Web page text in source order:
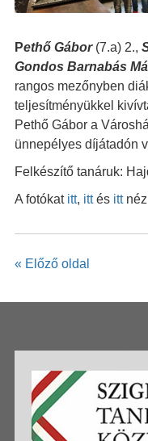
Pethő Gábor(7.a) 2.,
Gondos Barnabás
rangos mezőnyben
teljesítményükkel
Pethő Gábor a
ünnepélyes díjátadón
Felkészítő tanáruk:
A fotókat itt, ittés itt
« Előző oldal